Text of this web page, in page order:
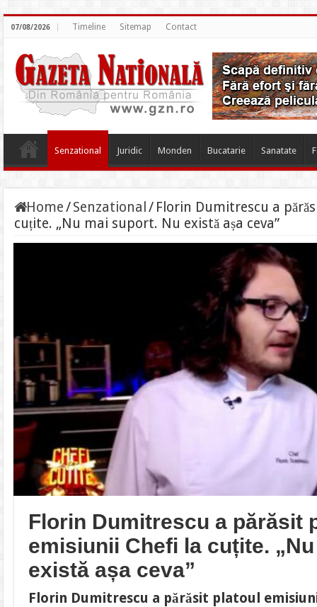
07/08/2026 Timeline Sitemap Contact
Senzational Juridic Monden Bucatarie Sanatate
Home/Senzational / Florin Dumitrescu a
cuțite. „Nu mai suport. Nu există așa ceva”
Florin Dumitrescu a părăsit
emisiunii Chefi la cuțite.
există așa ceva”
Florin Dumitrescu a părăsit platoul